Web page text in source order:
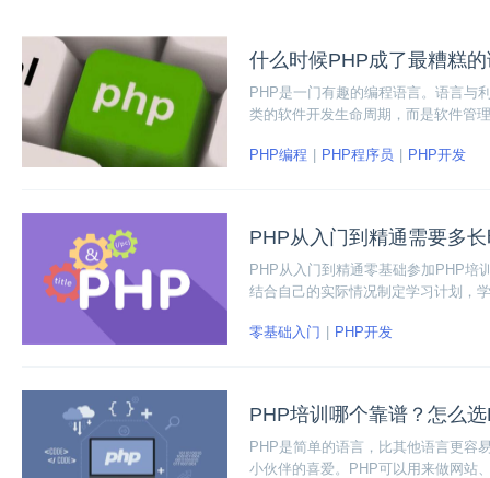
什么时候PHP成了最糟糕
PHP是一门有趣的编程语言。语言与
类的软件开发生命周期，而是软件管
PHP编程 PHP程序员 PHP开发
PHP从入门到精通需要多
PHP从入门到精通零基础参加PHP培
结合自己的实际情况制定学习计划，
零基础入门 PHP开发
PHP培训哪个靠谱？怎么
PHP是简单的语言，比其他语言更容
小伙伴的喜爱。PHP可以用来做网站